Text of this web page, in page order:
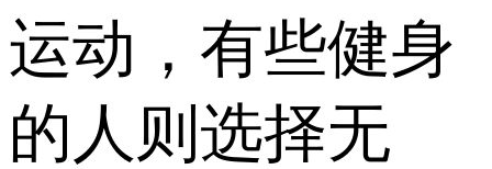
运动，有些健身
的人则选择无